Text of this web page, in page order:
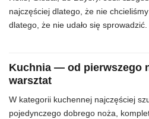
najczęściej dlatego, że nie
dlatego, że nie udało się sprowadzić.
Kuchnia — od pierwszego
warsztat
W kategorii kuchennej najczęściej
pojedynczego dobrego noża,